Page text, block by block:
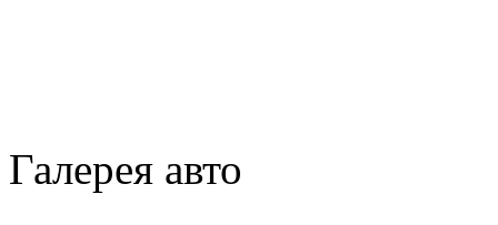
Галерея авто